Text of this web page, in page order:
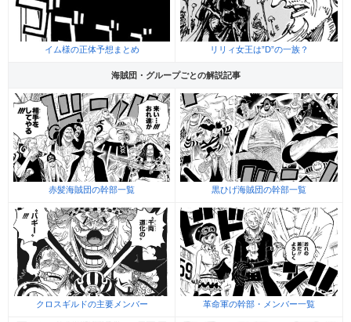
イム様の正体予想まとめ リリィ女王は”D”の一族？
海賊団・グループごとの解説記事
赤髪海賊団の幹部一覧 黒ひげ海賊団の幹部一覧
クロスギルドの主要メンバー 革命軍の幹部・メンバー一覧